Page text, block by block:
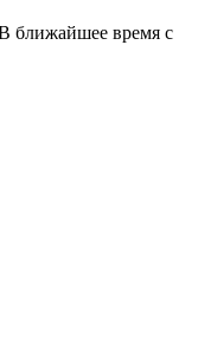
ближайшее время с